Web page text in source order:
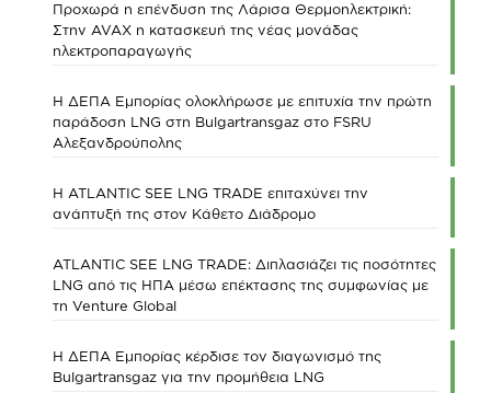
Προχωρά η επένδυση της Λάρισα Θερμοηλεκτρική:
Στην AVAX η κατασκευή της νέας μονάδας
ηλεκτροπαραγωγής
Η ΔΕΠΑ Εμπορίας ολοκλήρωσε με επιτυχία την πρώτη
παράδοση LNG στη Bulgartransgaz στο FSRU
Αλεξανδρούπολης
Η ATLANTIC SEE LNG TRADE επιταχύνει την
ανάπτυξή της στον Κάθετο Διάδρομο
ATLANTIC SEE LNG TRADE: Διπλασιάζει τις ποσότητες
LNG από τις ΗΠΑ μέσω επέκτασης της συμφωνίας με
τη Venture Global
Η ΔΕΠΑ Εμπορίας κέρδισε τον διαγωνισμό της
Bulgartransgaz για την προμήθεια LNG